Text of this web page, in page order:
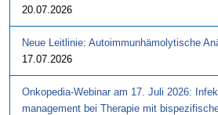
20.07.2026
Neue Leitlinie: Autoimmunhämolytische
17.07.2026
Onkopedia-Webinar am 17. Juli 2026:
management bei Therapie mit